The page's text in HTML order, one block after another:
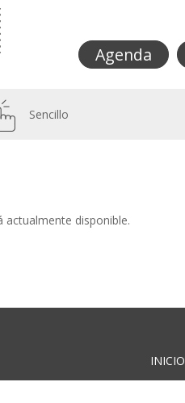
Agenda
Sencillo
actualmente disponible.
INICIO